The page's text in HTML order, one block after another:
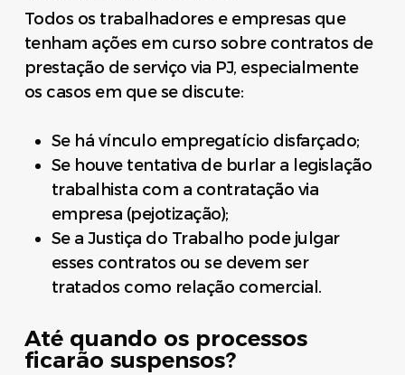
Todos os trabalhadores e empresas que
tenham ações em curso sobre contratos de
prestação de serviço via PJ, especialmente
os casos em que se discute:
Se há vínculo empregatício disfarçado;
Se houve tentativa de burlar a legislação
trabalhista com a contratação via
empresa (pejotização);
Se a Justiça do Trabalho pode julgar
esses contratos ou se devem ser
tratados como relação comercial.
Até quando os processos
ficarão suspensos?